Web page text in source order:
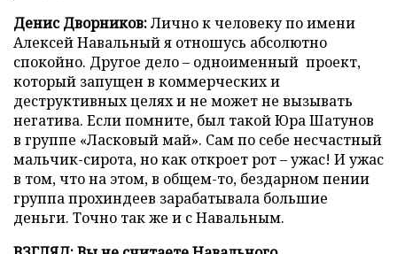
Денис Дворников:Лично к человеку по имени
Алексей Навальный я отношусь абсолютно
спокойно. Другое дело – одноименный проект,
который запущен в коммерческих и
деструктивных целях и не может не вызывать
негатива. Если помните, был такой Юра Шатунов
в группе «Ласковый май». Сам по себе несчастный
мальчик-сирота, но как откроет рот – ужас! И ужас
в том, что на этом, в общем-то, бездарном пении
группа прохиндеев зарабатывала большие
деньги. Точно так же и с Навальным.